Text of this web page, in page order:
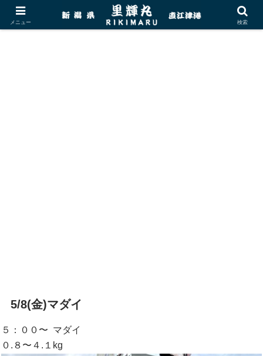
5/8(金)マダイ
５：００〜 マダイ
０.８〜４.１kg
メニュー 検索